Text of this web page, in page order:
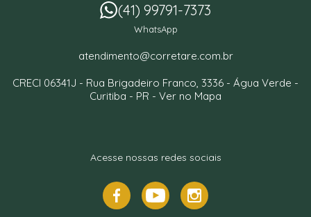
(41) 99791-7373
WhatsApp
atendimento@corretare.com.br
CRECI 06341J - Rua Brigadeiro Franco, 3336 - Água Verde -
Curitiba - PR - Ver no Mapa
Acesse nossas redes sociais